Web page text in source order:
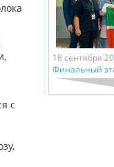
с
18 сентября
Финальный